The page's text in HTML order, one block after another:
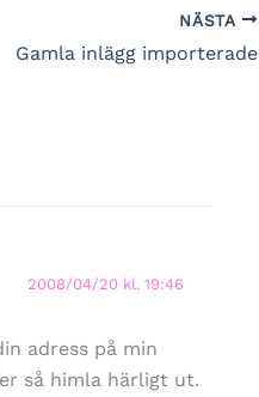
NÄSTA
Gamla inlägg importerade
2008/04/20 kl. 19:46
adress på min
så himla härligt ut.